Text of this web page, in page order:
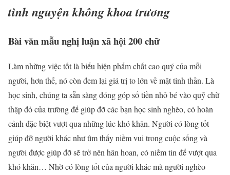
tình nguyện không khoa trương
Bài văn mẫu nghị luận xã hội 200 chữ
Làm những việc tốt là biểu hiện phẩm chất cao quý của mỗi
người, hơn thế, nó còn đem lại giá trị to lớn về mặt tinh thần. Là
học sinh, chúng ta sẵn sàng đóng góp số tiền nhỏ bé vào quỹ chữ
thập đỏ của trường để giúp đỡ các bạn học sinh nghèo, có hoàn
cảnh đặc biệt vượt qua những lúc khó khăn. Người có lòng tốt
giúp đỡ người khác như tìm thấy niềm vui trong cuộc sống và
người được giúp đỡ sẽ trở nên hân hoan, có niềm tin để vượt qua
khó khăn… Nhờ có lòng tốt của người khác mà người nghèo